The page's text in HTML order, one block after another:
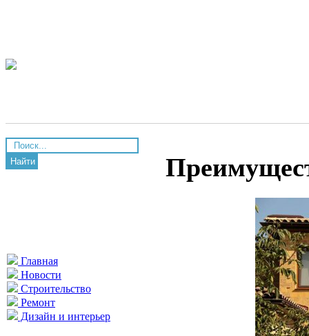
Найти
Главная
Новости
Строительство
Ремонт
Дизайн и интерьер